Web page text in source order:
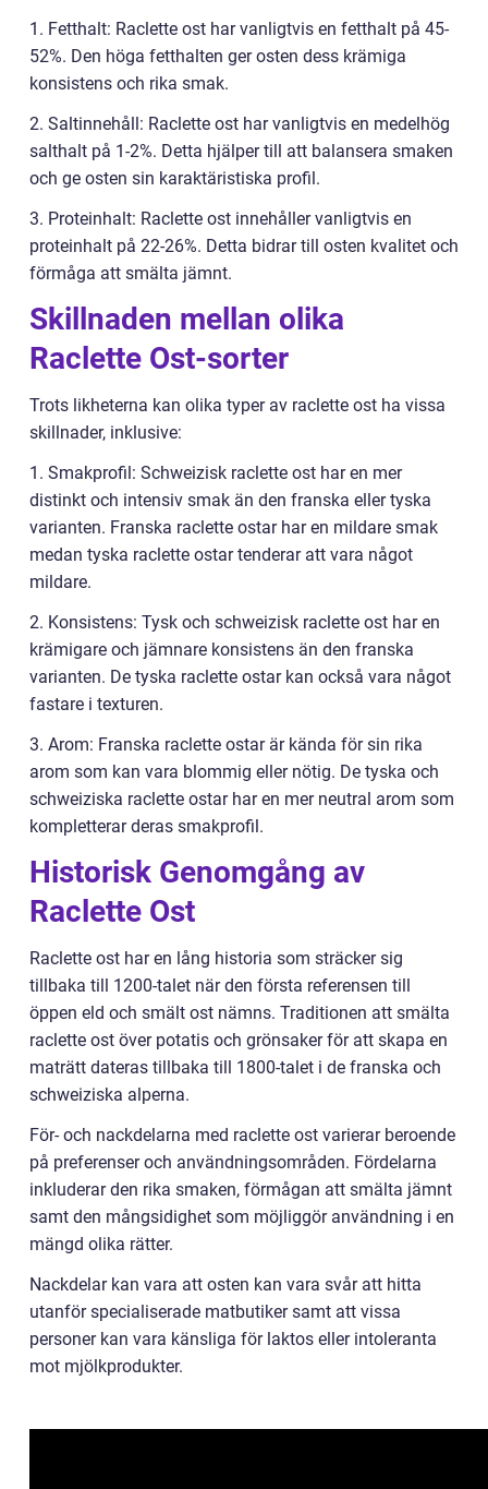
1. Fetthalt: Raclette ost har vanligtvis en fetthalt på 45-
52%. Den höga fetthalten ger osten dess krämiga
konsistens och rika smak.
2. Saltinnehåll: Raclette ost har vanligtvis en medelhög
salthalt på 1-2%. Detta hjälper till att balansera smaken
och ge osten sin karaktäristiska profil.
3. Proteinhalt: Raclette ost innehåller vanligtvis en
proteinhalt på 22-26%. Detta bidrar till osten kvalitet och
förmåga att smälta jämnt.
Skillnaden mellan olika
Raclette Ost-sorter
Trots likheterna kan olika typer av raclette ost ha vissa
skillnader, inklusive:
1. Smakprofil: Schweizisk raclette ost har en mer
distinkt och intensiv smak än den franska eller tyska
varianten. Franska raclette ostar har en mildare smak
medan tyska raclette ostar tenderar att vara något
mildare.
2. Konsistens: Tysk och schweizisk raclette ost har en
krämigare och jämnare konsistens än den franska
varianten. De tyska raclette ostar kan också vara något
fastare i texturen.
3. Arom: Franska raclette ostar är kända för sin rika
arom som kan vara blommig eller nötig. De tyska och
schweiziska raclette ostar har en mer neutral arom som
kompletterar deras smakprofil.
Historisk Genomgång av
Raclette Ost
Raclette ost har en lång historia som sträcker sig
tillbaka till 1200-talet när den första referensen till
öppen eld och smält ost nämns. Traditionen att smälta
raclette ost över potatis och grönsaker för att skapa en
maträtt dateras tillbaka till 1800-talet i de franska och
schweiziska alperna.
För- och nackdelarna med raclette ost varierar beroende
på preferenser och användningsområden. Fördelarna
inkluderar den rika smaken, förmågan att smälta jämnt
samt den mångsidighet som möjliggör användning i en
mängd olika rätter.
Nackdelar kan vara att osten kan vara svår att hitta
utanför specialiserade matbutiker samt att vissa
personer kan vara känsliga för laktos eller intoleranta
mot mjölkprodukter.